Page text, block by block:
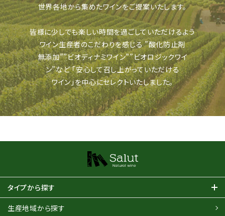
世界各地から集めたワインをご提案いたします。
皆様に少しでも楽しい時間を過ごしていただけるよう
ワイン生産者のこだわりを感じる”酸化防止剤
無添加””ビオディナミワイン””ビオロジックワイ
ン”など「安心して召し上がっていただける
ワイン」を中心にセレクトいたしました。
タイプから探す
生産地域から探す